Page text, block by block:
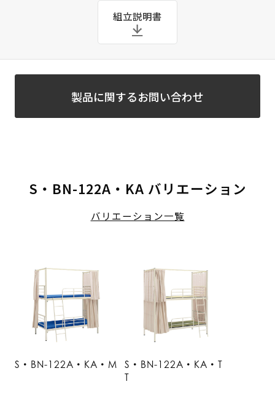
組立説明書
製品に関するお問い合わせ
S・BN-122A・KA バリエーション
バリエーション一覧
S・BN-122A・KA・M
S・BN-122A・KA・T
T